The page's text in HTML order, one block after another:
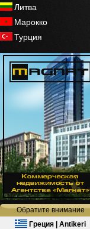
Литва
Марокко
Турция
Обратите внимание
Греция | Antikeri